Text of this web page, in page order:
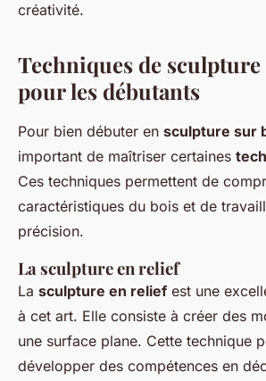
créativité.
Techniques de sculpture
pour les débutants
Pour bien débuter en sculpture sur
important de maîtriser certaines
Ces techniques permettent de
caractéristiques du bois et de
précision.
La sculpture en relief
La sculpture en relief est une
à cet art. Elle consiste à créer des
une surface plane. Cette technique
développer des compétences en